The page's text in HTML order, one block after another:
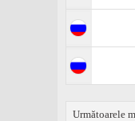
Următoarele